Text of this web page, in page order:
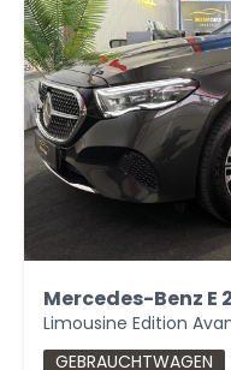
Mercedes-Benz E
Limousine Edition
GEBRAUCHTWAGEN